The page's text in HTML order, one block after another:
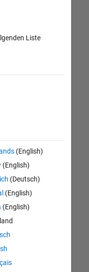
Liste
(English)
(English)
(Deutsch)
(English)
(English)